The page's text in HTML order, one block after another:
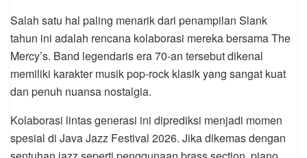
Salah satu hal paling menarik dari penampilan Slank
tahun ini adalah rencana kolaborasi mereka bersama The
Mercy’s. Band legendaris era 70-an tersebut dikenal
memiliki karakter musik pop-rock klasik yang sangat kuat
dan penuh nuansa nostalgia.
Kolaborasi lintas generasi ini diprediksi menjadi momen
spesial di Java Jazz Festival 2026. Jika dikemas dengan